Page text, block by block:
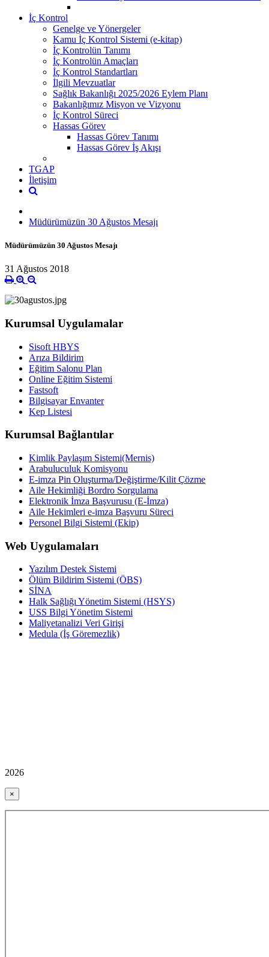
İç Kontrol
Genelge ve Yönergeler
Kamu İç Kontrol Sistemi (e-kitap)
İç Kontrolün Tanımı
İç Kontrolün Amaçları
İç Kontrol Standartları
İlgili Mevzuatlar
Sağlık Bakanlığı 2025/2026 Eylem Planı
Bakanlığımız Misyon ve Vizyonu
İç Kontrol Süreci
Hassas Görev
Hassas Görev Tanımı
Hassas Görev İş Akışı
TGAP
İletişim
Müdürümüzün 30 Ağustos Mesajı
Müdürümüzün 30 Ağustos Mesajı
31 Ağustos 2018
Kurumsal Uygulamalar
Sisoft HBYS
Arıza Bildirim
Eğitim Salonu Plan
Online Eğitim Sistemi
Fastsoft
Bilgisayar Envanter
Kep Listesi
Kurumsal Bağlantılar
Kimlik Paylaşım Sistemi(Mernis)
Arabuluculuk Komisyonu
E-imza Pin Oluşturma/Değiştirme/Kilit Çözme
Aile Hekimliği Bordro Sorgulama
Elektronik İmza Başvurusu (E-İmza)
Aile Hekimleri e-imza Başvuru Süreci
Personel Bilgi Sistemi (Ekip)
Web Uygulamaları
Yazılım Destek Sistemi
Ölüm Bildirim Sistemi (ÖBS)
SİNA
Halk Sağlığı Yönetim Sistemi (HSYS)
USS Bilgi Yönetim Sistemi
Maliyetanalizi Veri Girişi
Medula (İş Göremezlik)
2026
×